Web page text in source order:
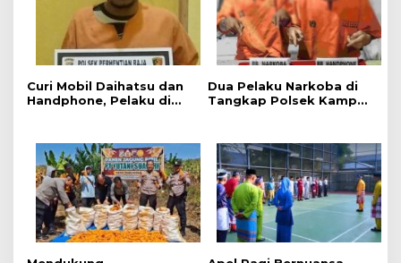
Curi Mobil Daihatsu dan
Handphone, Pelaku di
Dua Pelaku Narkoba di
Tangkap Polsek Kampar